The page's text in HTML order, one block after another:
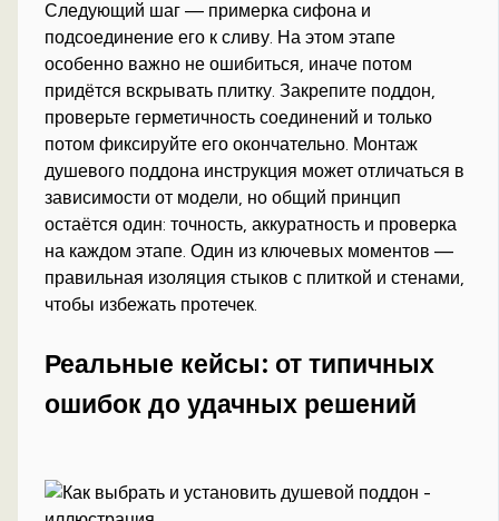
Следующий шаг — примерка сифона и
подсоединение его к сливу. На этом этапе
особенно важно не ошибиться, иначе потом
придётся вскрывать плитку. Закрепите поддон,
проверьте герметичность соединений и только
потом фиксируйте его окончательно. Монтаж
душевого поддона инструкция может отличаться в
зависимости от модели, но общий принцип
остаётся один: точность, аккуратность и проверка
на каждом этапе. Один из ключевых моментов —
правильная изоляция стыков с плиткой и стенами,
чтобы избежать протечек.
Реальные кейсы: от типичных
ошибок до удачных решений